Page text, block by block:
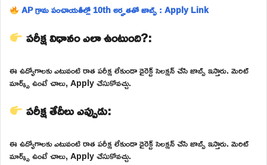
AP గ్రామ పంచాయతీల్లో 10th అర్హతతో జాబ్స్ : Apply Link
పరీక్ష విధానం ఎలా ఉంటుంది?:
ఈ ఉద్యోగాలకు ఎటువంటి రాత పరీక్ష లేకుండా డైరెక్ట్ సెలక్షన్ చేసి జాబ్స్ ఇస్తారు. మెరిట్
మార్క్స్ ఉంటే చాలు, Apply చేసుకోవచ్చు.
పరీక్ష తేదీలు ఎప్పుడు:
ఈ ఉద్యోగాలకు ఎటువంటి రాత పరీక్ష లేకుండా డైరెక్ట్ సెలక్షన్ చేసి జాబ్స్ ఇస్తారు. మెరిట్
మార్క్స్ ఉంటే చాలు, Apply చేసుకోవచ్చు.